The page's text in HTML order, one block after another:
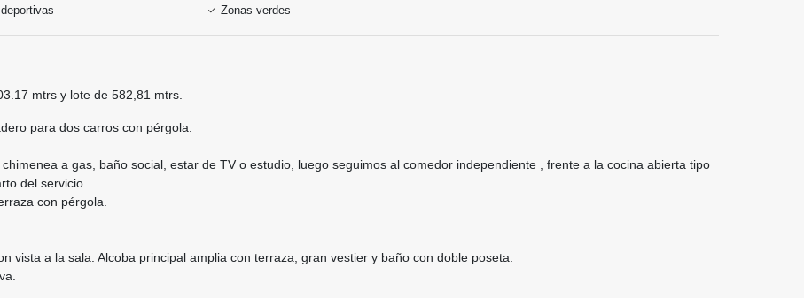
Zonas verdes
mtrs y lote de 582,81 mtrs.
para dos carros con pérgola.
a gas, baño social, estar de TV o estudio, luego seguimos al comedor independiente , frente a la cocina abierta tipo
del servicio.
con pérgola.
vista a la sala. Alcoba principal amplia con terraza, gran vestier y baño con doble poseta.